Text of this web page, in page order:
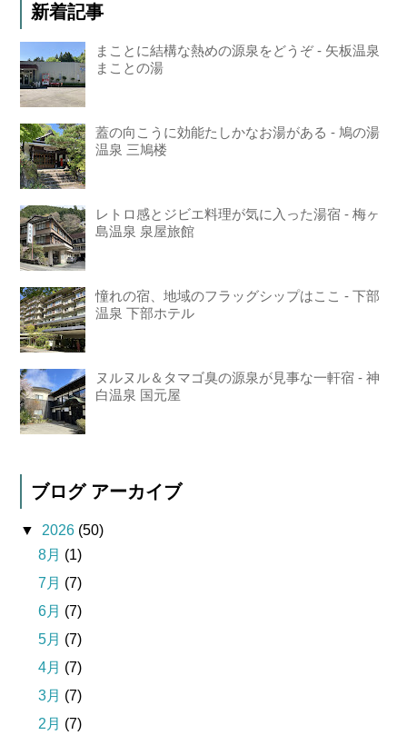
新着記事
まことに結構な熱めの源泉をどうぞ - 矢板温泉
まことの湯
蓋の向こうに効能たしかなお湯がある - 鳩の湯
温泉 三鳩楼
レトロ感とジビエ料理が気に入った湯宿 - 梅ヶ
島温泉 泉屋旅館
憧れの宿、地域のフラッグシップはここ - 下部
温泉 下部ホテル
ヌルヌル＆タマゴ臭の源泉が見事な一軒宿 - 神
白温泉 国元屋
ブログ アーカイブ
▼ 2026 (50)
8月 (1)
7月 (7)
6月 (7)
5月 (7)
4月 (7)
3月 (7)
2月 (7)